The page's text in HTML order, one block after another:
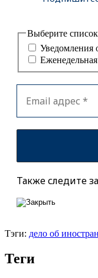
Выберите
Уведомления
Также следите
Тэги: дело об
Теги